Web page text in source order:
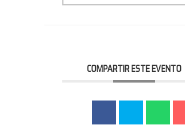
COMPARTIR ESTE EVENTO